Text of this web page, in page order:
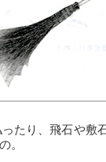
たり、飛石や敷
。